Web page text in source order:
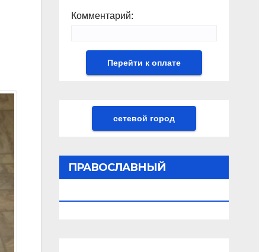
Комментарий:
сетевой город
ПРАВОСЛАВНЫЙ